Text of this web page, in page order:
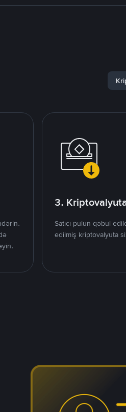
3.
Satıcı pulun qəbul
edilmiş kriptovalyuta